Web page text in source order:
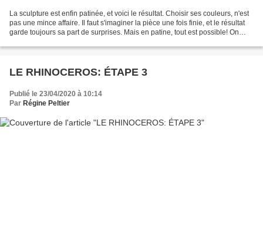
La sculpture est enfin patinée, et voici le résultat. Choisir ses couleurs, n'est
pas une mince affaire. Il faut s'imaginer la pièce une fois finie, et le résultat
garde toujours sa part de surprises. Mais en patine, tout est possible! On
LE RHINOCEROS: ÉTAPE 3
Publié le 23/04/2020 à 10:14
Par Régine Peltier